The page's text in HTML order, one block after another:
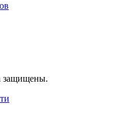
защищены.